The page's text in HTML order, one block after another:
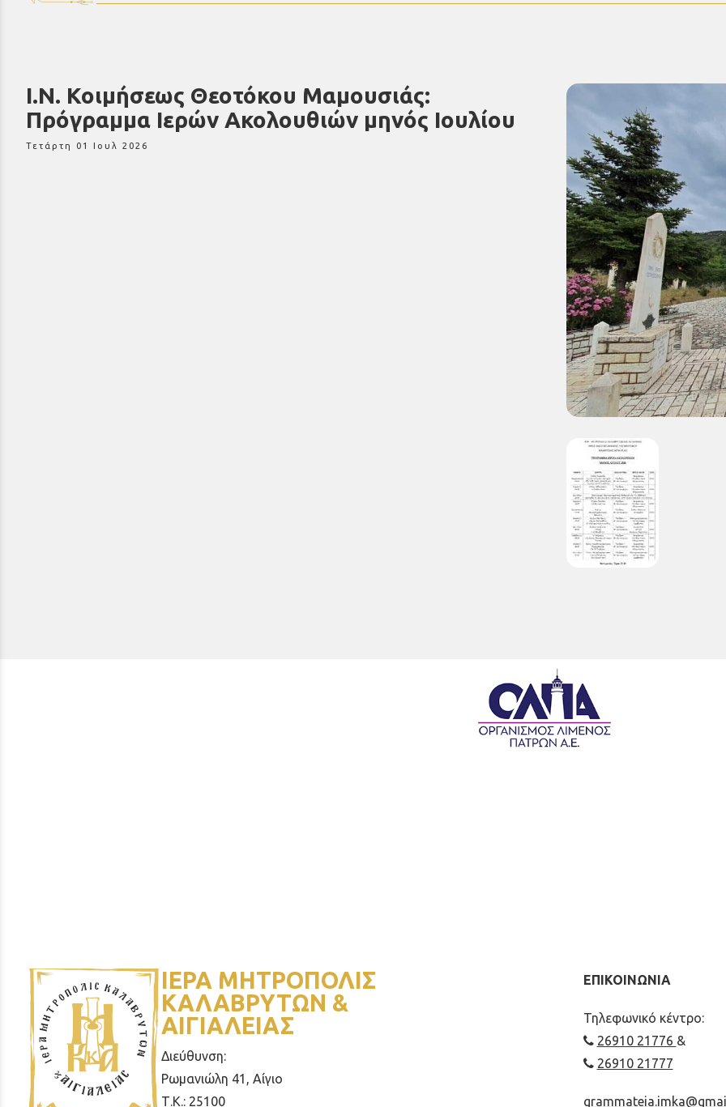
Ι.Ν. Κοιμήσεως Θεοτόκου Μαμουσιάς:
Πρόγραμμα Ιερών Ακολουθιών μηνός Ιουλίου
Τετάρτη 01 Ιουλ 2026
ΙΕΡΑ ΜΗΤΡΟΠΟΛΙΣ
ΚΑΛΑΒΡΥΤΩΝ &
ΑΙΓΙΑΛΕΙΑΣ
Διεύθυνση:
Ρωμανιώλη 41, Αίγιο
Τ.Κ.: 25100
ΕΠΙΚΟΙΝΩΝΙΑ
Τηλεφωνικό κέντρο:
26910 21776 &
26910 21777